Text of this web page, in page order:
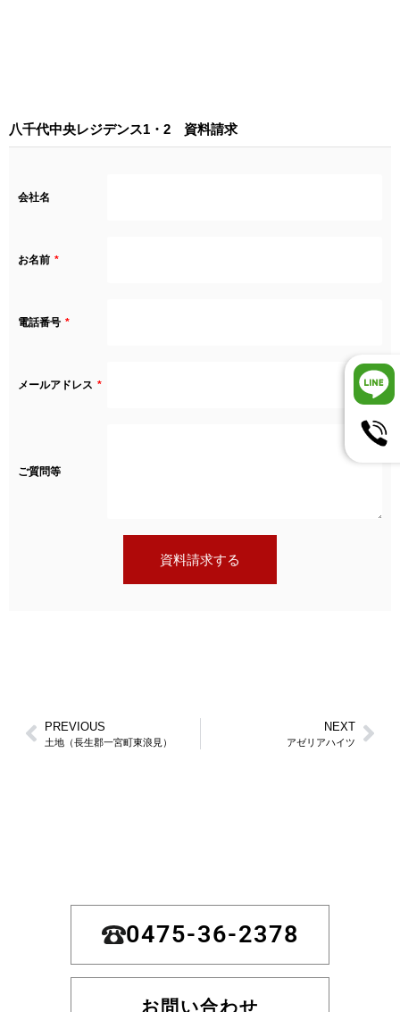
八千代中央レジデンス1・2 資料請求
会社名
お名前
電話番号
メールアドレス
ご質問等
資料請求する
PREVIOUS
土地（長生郡一宮町東浪見）
NEXT
アゼリアハイツ
0475-36-2378
お問い合わせ